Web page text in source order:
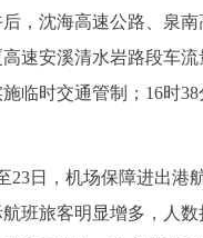
，沈海高速公路、泉
速安溪清水岩路段车
临时交通管制；16时
日，机场保障进出港
班旅客明显增多，人